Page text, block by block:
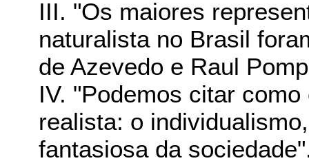
III. "Os maiores
naturalista no Brasil
de Azevedo e Raul
IV. "Podemos citar
realista: o
fantasiosa da